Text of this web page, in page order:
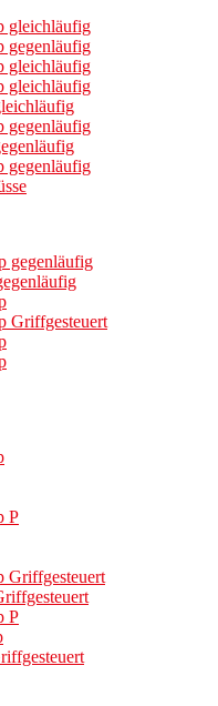
gleichläufig
gegenläufig
gleichläufig
gleichläufig
gegenläufig
gegenläufig
gegenläufig
Griffgesteuert
P
Griffgesteuert
P